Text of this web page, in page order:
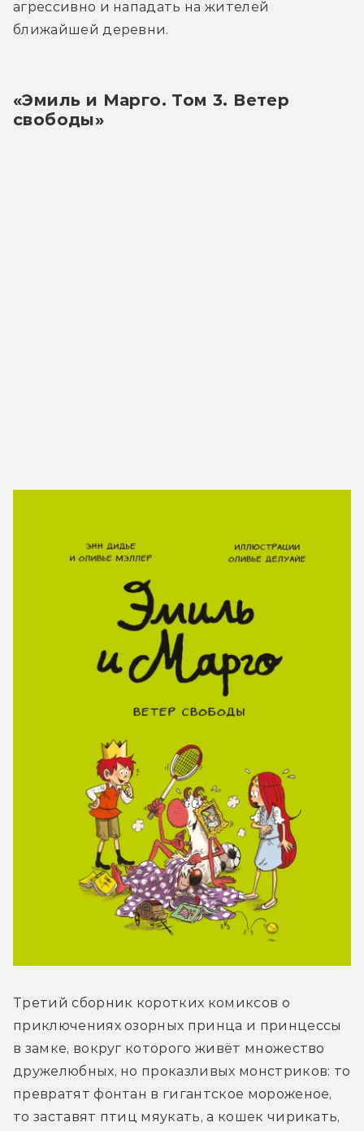
агрессивно и нападать на жителей
ближайшей деревни.
«Эмиль и Марго. Том 3. Ветер
свободы»
Третий сборник коротких комиксов о
приключениях озорных принца и принцессы
в замке, вокруг которого живёт множество
дружелюбных, но проказливых монстриков: то
превратят фонтан в гигантское мороженое,
то заставят птиц мяукать, а кошек чирикать,